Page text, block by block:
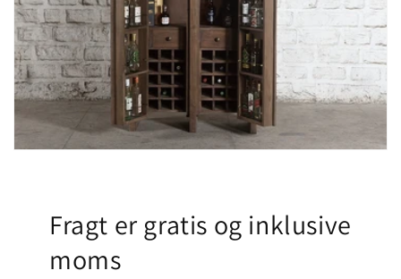
Fragt er gratis og inklusive
moms